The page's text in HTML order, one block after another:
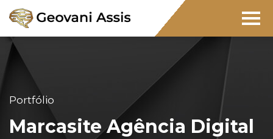
Portfólio
Marcasite Agência Digital